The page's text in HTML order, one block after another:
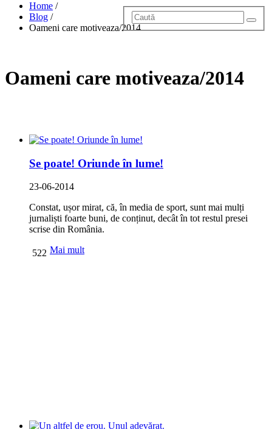
Home /
Blog /
Oameni care motiveaza/2014
Oameni care motiveaza/2014
Se poate! Oriunde în lume!
23-06-2014
Constat, ușor mirat, că, în media de sport, sunt mai mulți
jurnaliști foarte buni, de conținut, decât în tot restul presei
scrise din România.
Mai mult
522